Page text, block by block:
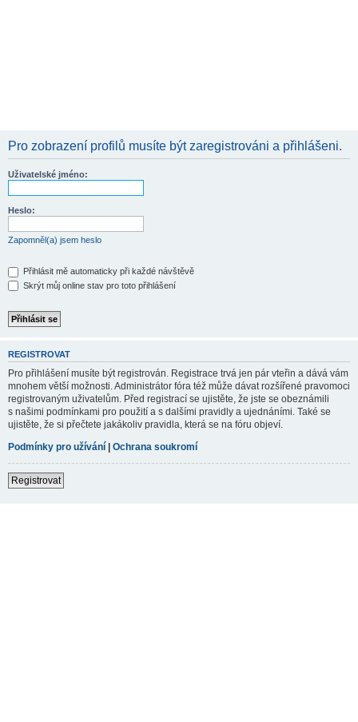
Pro zobrazení profilů musíte být zaregistrováni a přihlášeni.
Uživatelské jméno:
Heslo:
Zapomněl(a) jsem heslo
Přihlásit mě automaticky při každé návštěvě
Skrýt můj online stav pro toto přihlášení
REGISTROVAT
Pro přihlášení musíte být registrován. Registrace trvá jen pár vteřin a dává vám
mnohem větší možnosti. Administrátor fóra též může dávat rozšířené pravomoci
registrovaným uživatelům. Před registrací se ujistěte, že jste se obeznámili
s našimi podmínkami pro použití a s dalšími pravidly a ujednáními. Také se
ujistěte, že si přečtete jakákoliv pravidla, která se na fóru objeví.
Podmínky pro užívání | Ochrana soukromí
Registrovat